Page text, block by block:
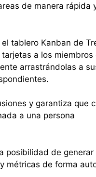
de manera rápida
tablero Kanban de
a los miembros
arrastrándolas a
y garantiza que
a una persona
posibilidad de generar
métricas de forma